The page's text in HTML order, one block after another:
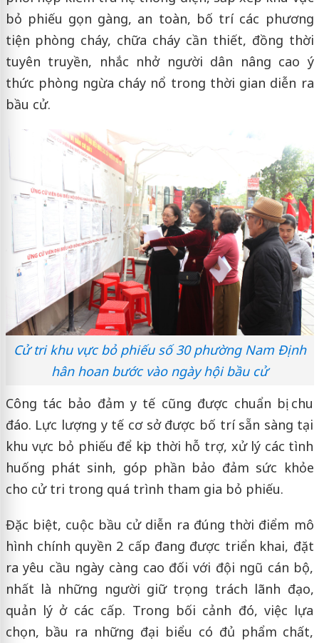
bỏ phiếu gọn gàng, an toàn, bố trí các phương
tiện phòng cháy, chữa cháy cần thiết, đồng thời
tuyên truyền, nhắc nhở người dân nâng cao ý
thức phòng ngừa cháy nổ trong thời gian diễn ra
bầu cử.
Cử tri khu vực bỏ phiếu số 30 phường Nam Định
hân hoan bước vào ngày hội bầu cử
Công tác bảo đảm y tế cũng được chuẩn bị chu
đáo. Lực lượng y tế cơ sở được bố trí sẵn sàng tại
khu vực bỏ phiếu để kịp thời hỗ trợ, xử lý các tình
huống phát sinh, góp phần bảo đảm sức khỏe
cho cử tri trong quá trình tham gia bỏ phiếu.
Đặc biệt, cuộc bầu cử diễn ra đúng thời điểm mô
hình chính quyền 2 cấp đang được triển khai, đặt
ra yêu cầu ngày càng cao đối với đội ngũ cán bộ,
nhất là những người giữ trọng trách lãnh đạo,
quản lý ở các cấp. Trong bối cảnh đó, việc lựa
chọn, bầu ra những đại biểu có đủ phẩm chất,